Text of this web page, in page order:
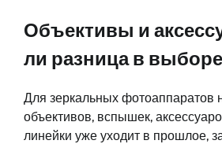
Объективы и
ли разница в
Для зеркальных фотоаппаратов
объективов, вспышек,
линейки уже уходит в прошлое,